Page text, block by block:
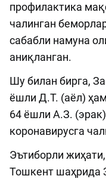
профилактика
чалинган
сабабли намуна
аниқланган.
Шу билан бирга,
ёшли Д.Т. (аёл)
64 ёшли А.З.
коронавирусга
Эътиборли
Тошкент шаҳрида